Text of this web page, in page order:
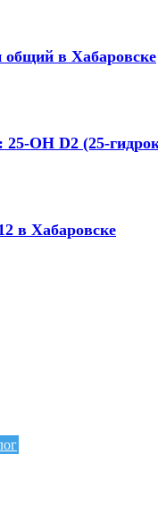
общий в Хабаровске
OH D2 (25-
в Хабаровске